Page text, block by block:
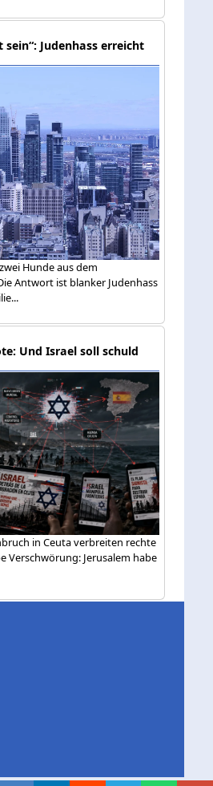
Judenhass erreicht
Hunde aus dem
Antwort ist blanker Judenhass
Und Israel soll schuld
in Ceuta verbreiten rechte
Verschwörung: Jerusalem habe